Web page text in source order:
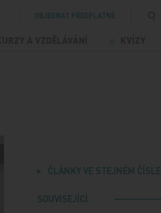
OBJEDNAT PŘEDPLATNÉ
ČLÁNKY VE STEJNÉM ČÍSLE
SOUVISEJÍCÍ